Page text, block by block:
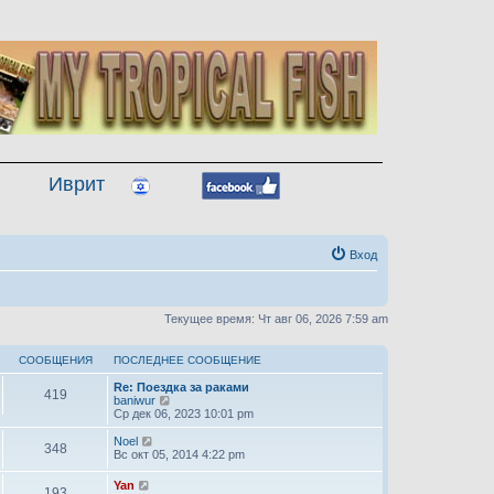
Иврит
Вход
Текущее время: Чт авг 06, 2026 7:59 am
СООБЩЕНИЯ ПОСЛЕДНЕЕ СООБЩЕНИЕ
419
Re: Поездка за раками
baniwur
е
р
й
к
Ср дек 06, 2023 10:01 pm
348 Noel
е
Вс окт 05, 2014 4:22 pm
Yan